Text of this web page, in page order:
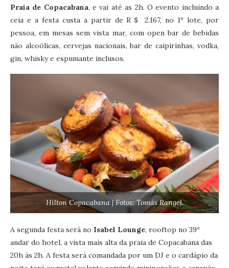
Praia de Copacabana, e vai até as 2h. O evento incluindo a
ceia e a festa custa a partir de R＄ 2.167, no 1º lote, por
pessoa, em mesas sem vista mar, com open bar de bebidas
não alcoólicas, cervejas nacionais, bar de caipirinhas, vodka,
gin, whisky e espumante inclusos.
Hilton Copacabana | Fotos: Tomás Rangel.
A segunda festa será no Isabel Lounge, rooftop no 39º
andar do hotel, a vista mais alta da praia de Copacabana das
20h às 2h. A festa será comandada por um DJ e o cardápio da